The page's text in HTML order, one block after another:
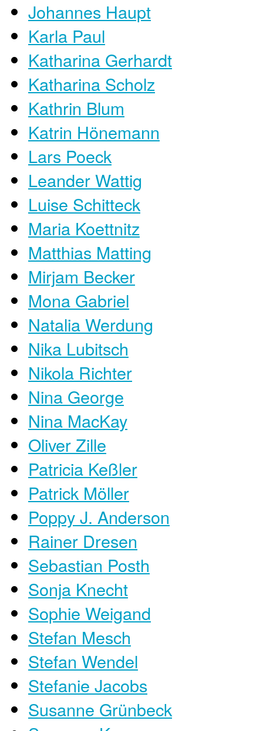
Johannes Haupt
Karla Paul
Katharina Gerhardt
Katharina Scholz
Kathrin Blum
Katrin Hönemann
​Lars Poeck
Leander Wattig
Luise Schitteck
Maria Koettnitz
Matthias Matting
Mirjam Becker
Mona Gabriel
Natalia Werdung
Nika Lubitsch
Nikola Richter
Nina George
Nina MacKay
Oliver Zille
Patricia Keßler
Patrick Möller
Poppy J. Anderson
Rainer Dresen
Sebastian Posth
Sonja Knecht
Sophie Weigand
Stefan Mesch
Stefan Wendel
Stefanie Jacobs
Susanne Grünbeck